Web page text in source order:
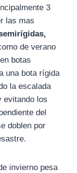
3
las mas
de verano
botas
una bota rígida
la escalada
evitando los
del
doblen por
invierno pesa